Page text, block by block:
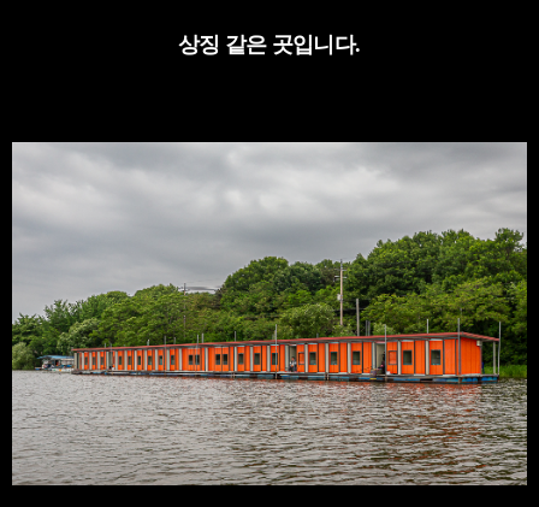
상징 같은 곳입니다.